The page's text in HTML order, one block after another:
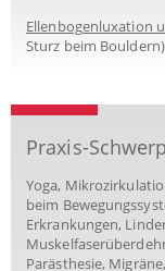
Ellenbogenluxation
Sturz beim Bouldern)
Praxis-
Yoga,
beim
Erkrankungen,
Parästhesie,